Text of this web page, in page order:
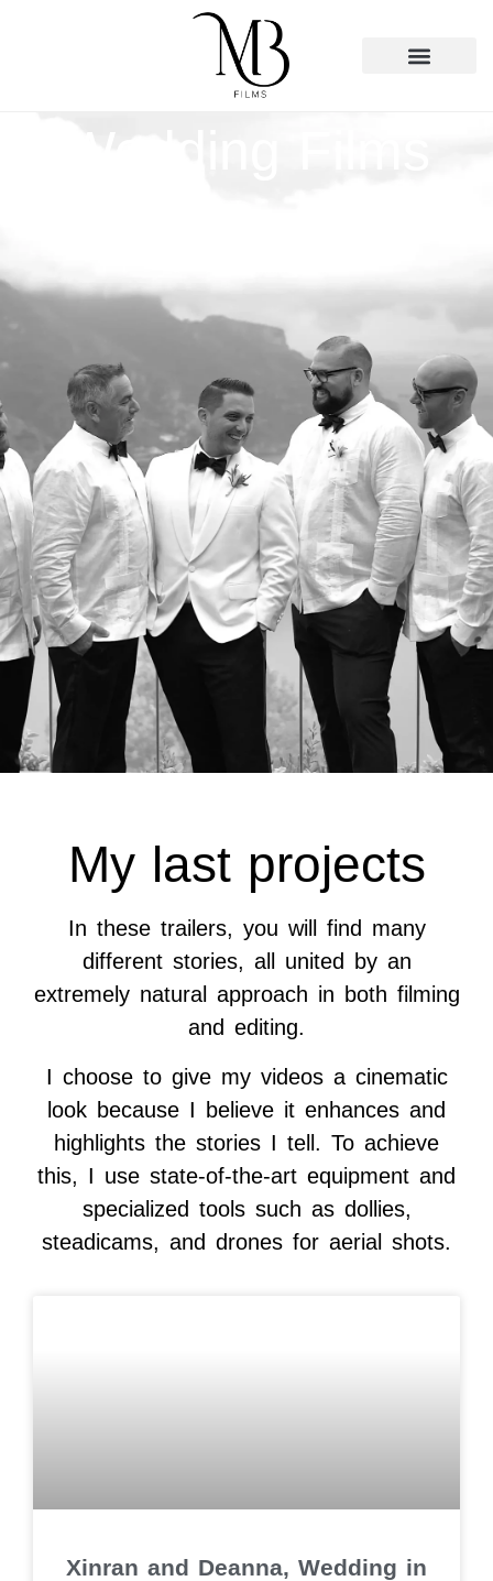
My last projects
In these trailers, you will find many
different stories, all united by an
extremely natural approach in both filming
and editing.
I choose to give my videos a cinematic
look because I believe it enhances and
highlights the stories I tell. To achieve
this, I use state-of-the-art equipment and
specialized tools such as dollies,
steadicams, and drones for aerial shots.
Xinran and Deanna, Wedding in